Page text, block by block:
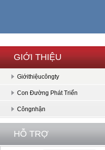
GIỚI THIỆU
Giớithiệucôngty
Con Đường Phát Triển
Côngnhận
HỖ TRỢ